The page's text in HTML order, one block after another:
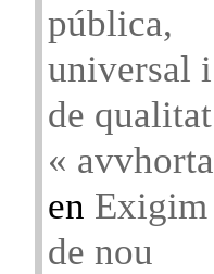
pública,
universal i
de qualitat
« avvhorta
en Exigim
de nou